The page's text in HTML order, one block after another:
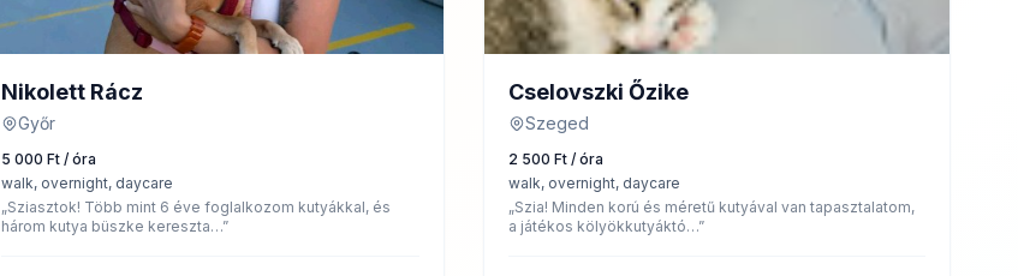
Nikolett Rácz
Győr
5 000 Ft / óra
walk, overnight, daycare
„Sziasztok! Több mint 6 éve foglalkozom kutyákkal, és
három kutya büszke kereszta…”
Cselovszki Őzike
Szeged
2 500 Ft / óra
walk, overnight, daycare
„Szia! Minden korú és méretű kutyával van tapasztalatom,
a játékos kölyökkutyáktó…”